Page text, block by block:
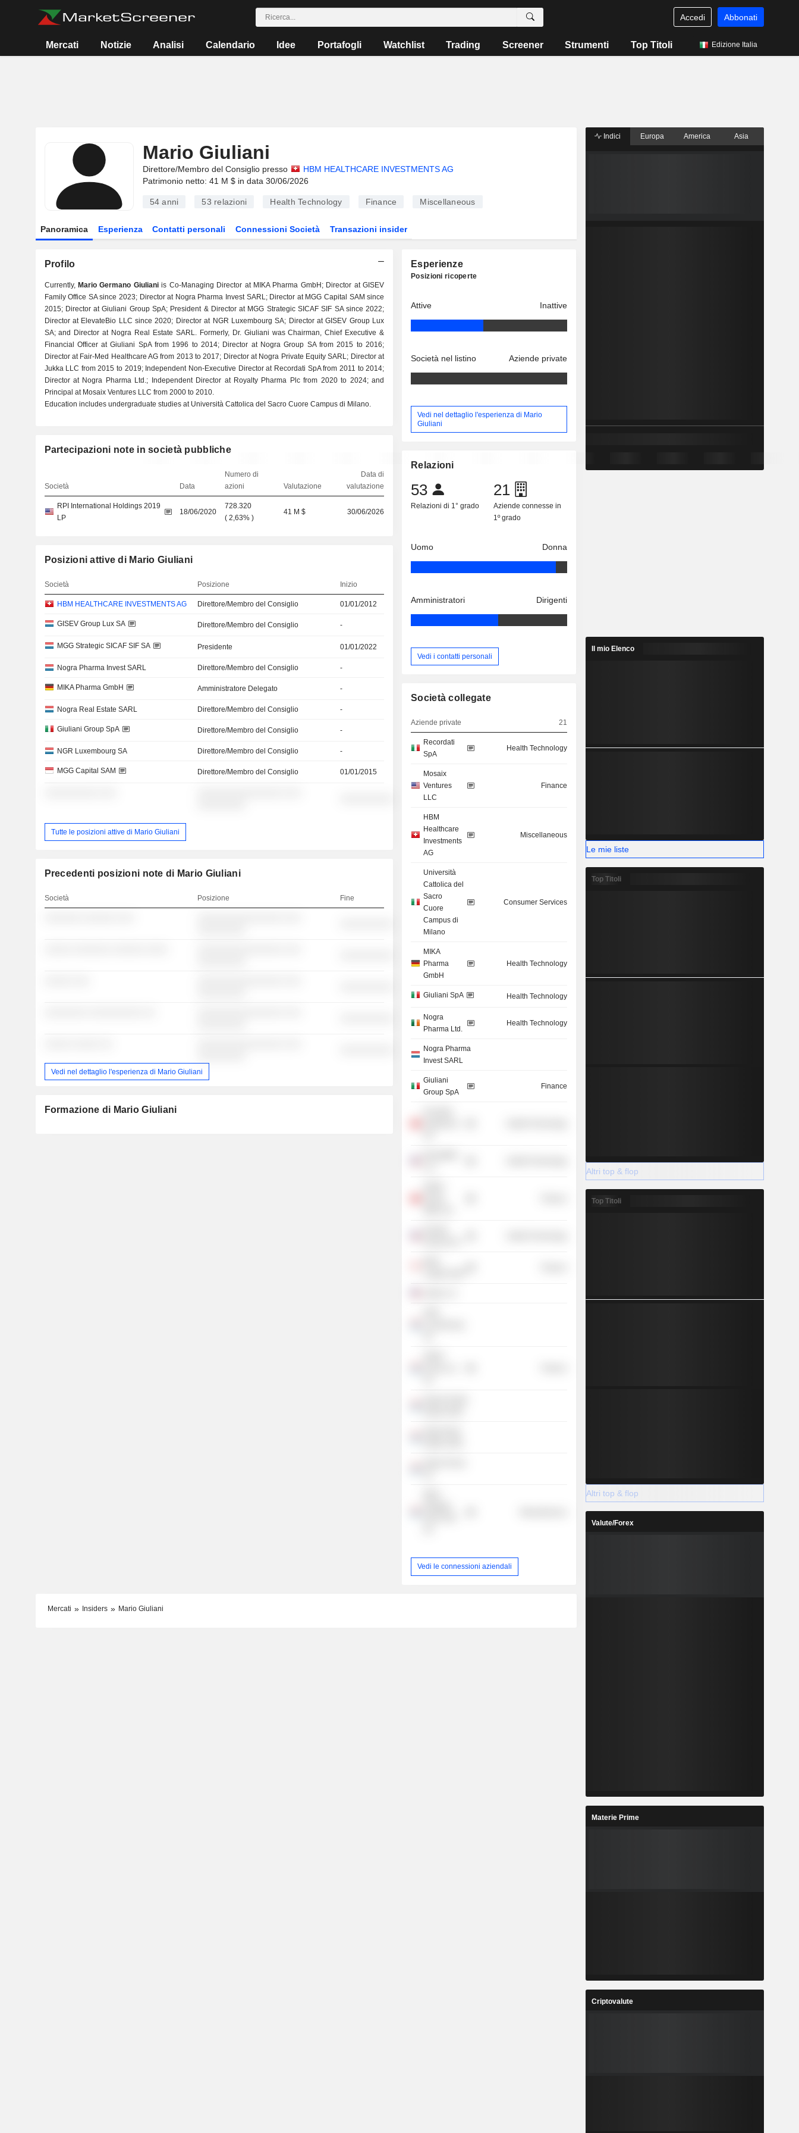
Accedi Abbonati
Mercati Notizie Analisi Calendario Idee Portafogli Watchlist Trading Screener Strumenti Top Titoli Edizione Italia
Mario Giuliani
Direttore/Membro del Consiglio presso
HBM HEALTHCARE INVESTMENTS AG
Patrimonio netto: 41 M $ in data 30/06/2026
54 anni 53 relazioni Health Technology Finance Miscellaneous
Panoramica Esperienza Contatti personali Connessioni Società Transazioni insider
Profilo
Currently, Mario Germano Giulianiis Co-Managing Director at MIKA Pharma GmbH; Director at GISEV
Family Office SA since 2023; Director at Nogra Pharma Invest SARL; Director at MGG Capital SAM since
2015; Director at Giuliani Group SpA; President & Director at MGG Strategic SICAF SIF SA since 2022;
Director at ElevateBio LLC since 2020; Director at NGR Luxembourg SA; Director at GISEV Group Lux
SA; and Director at Nogra Real Estate SARL. Formerly, Dr. Giuliani was Chairman, Chief Executive &
Financial Officer at Giuliani SpA from 1996 to 2014; Director at Nogra Group SA from 2015 to 2016;
Director at Fair-Med Healthcare AG from 2013 to 2017; Director at Nogra Private Equity SARL; Director at
Jukka LLC from 2015 to 2019; Independent Non-Executive Director at Recordati SpA from 2011 to 2014;
Director at Nogra Pharma Ltd.; Independent Director at Royalty Pharma Plc from 2020 to 2024; and
Principal at Mosaix Ventures LLC from 2000 to 2010.
Education includes undergraduate studies at Università Cattolica del Sacro Cuore Campus di Milano.
Partecipazioni note in società pubbliche
Società Data
Numero di
azioni
Valutazione
Data di
valutazione
RPI International Holdings 2019
LP
18/06/2020
728.320
(2,63% )
41 M $ 30/06/2026
Posizioni attive di Mario Giuliani
Società Posizione Inizio
HBM HEALTHCARE INVESTMENTS AG Direttore/Membro del Consiglio 01/01/2012
GISEV Group Lux SA Direttore/Membro del Consiglio -
MGG Strategic SICAF SIF SA Presidente 01/01/2022
Nogra Pharma Invest SARL Direttore/Membro del Consiglio -
MIKA Pharma GmbH Amministratore Delegato -
Nogra Real Estate SARL Direttore/Membro del Consiglio -
Giuliani Group SpA Direttore/Membro del Consiglio -
NGR Luxembourg SA Direttore/Membro del Consiglio -
MGG Capital SAM Direttore/Membro del Consiglio 01/01/2015
Tutte le posizioni attive di Mario Giuliani
Precedenti posizioni note di Mario Giuliani
Società Posizione Fine
Vedi nel dettaglio l'esperienza di Mario Giuliani
Formazione di Mario Giuliani
Esperienze
Posizioni ricoperte
Attive Inattive
Società nel listino Aziende private
Vedi nel dettaglio l'esperienza di Mario
Giuliani
Relazioni
53
Relazioni di 1° grado
21
Aziende connesse in
1º grado
Uomo Donna
Amministratori Dirigenti
Vedi i contatti personali
Società collegate
Aziende private 21
Recordati
SpA
Health Technology
Mosaix
Ventures
LLC
Finance
HBM
Healthcare
Investments
AG
Miscellaneous
Università
Cattolica del
Sacro
Cuore
Campus di
Milano
Consumer Services
MIKA
Pharma
GmbH
Health Technology
Giuliani SpA Health Technology
Nogra
Pharma Ltd.
Health Technology
Nogra Pharma
Invest SARL
Giuliani
Group SpA
Finance
Vedi le connessioni aziendali
Mercati Insiders Mario Giuliani
Indici Europa America Asia
Il mio Elenco
Le mie liste
Top Titoli
Altri top & flop
Top Titoli
Altri top & flop
Valute/Forex
Materie Prime
Criptovalute